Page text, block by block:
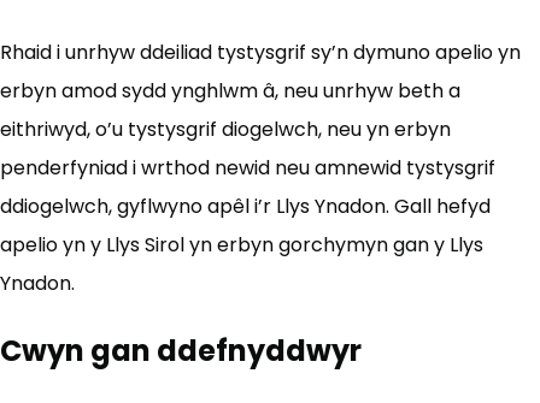
Rhaid i unrhyw ddeiliad tystysgrif sy’n dymuno apelio yn
erbyn amod sydd ynghlwm â, neu unrhyw beth a
eithriwyd, o’u tystysgrif diogelwch, neu yn erbyn
penderfyniad i wrthod newid neu amnewid tystysgrif
ddiogelwch, gyflwyno apêl i’r Llys Ynadon. Gall hefyd
apelio yn y Llys Sirol yn erbyn gorchymyn gan y Llys
Ynadon.
Cwyn gan ddefnyddwyr